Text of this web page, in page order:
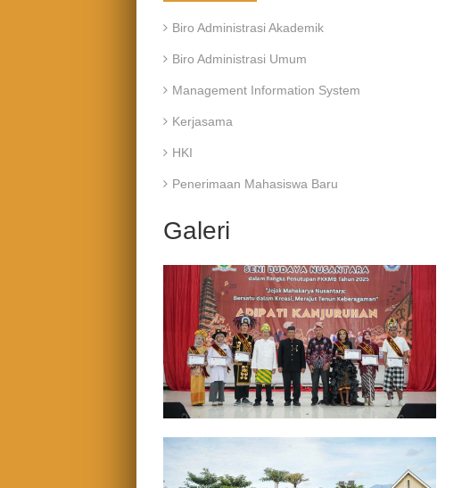
Biro Administrasi Akademik
Biro Administrasi Umum
Management Information System
Kerjasama
HKI
Penerimaan Mahasiswa Baru
Galeri